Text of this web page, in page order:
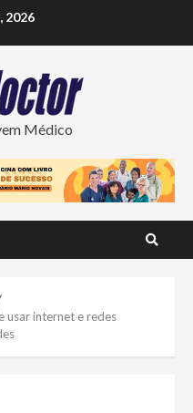
2026
Médico
usar internet e redes